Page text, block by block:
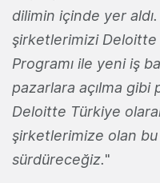
dilimin içinde yer
şirketlerimizi Deloitte
Programı ile yeni iş
pazarlara açılma gibi
Deloitte Türkiye
şirketlerimize olan
sürdüreceğiz."